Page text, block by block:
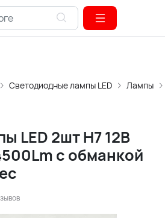
Светодиодные лампы LED Лампы
LED 2шт H7 12В
с обманкой